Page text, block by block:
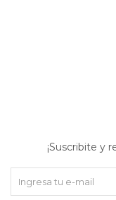
¡Suscribite y